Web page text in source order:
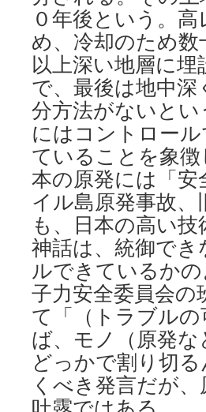
０年後という。
め、冷却のため
以上深い地層に
で、最後は地中
分方法がないと
にはコントロー
ていることを象
本の原発には「
イル島原発事故
も、日本の高い
神話は、統御で
ルできているか
子力安全委員会
て「（トラブル
ば、モノ（原発
どっかで割り切
くべき発言だが